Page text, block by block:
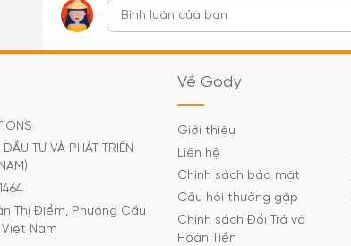
TƯ VÀ PHÁT TRIỂN
Thị Điểm, Phường Cầu
Việt Nam
Về Gody
Giới thiệu
Liên hệ
Chính sách bảo mật
Câu hỏi thường gặp
Chính sách Đổi Trả và
Hoàn Tiền